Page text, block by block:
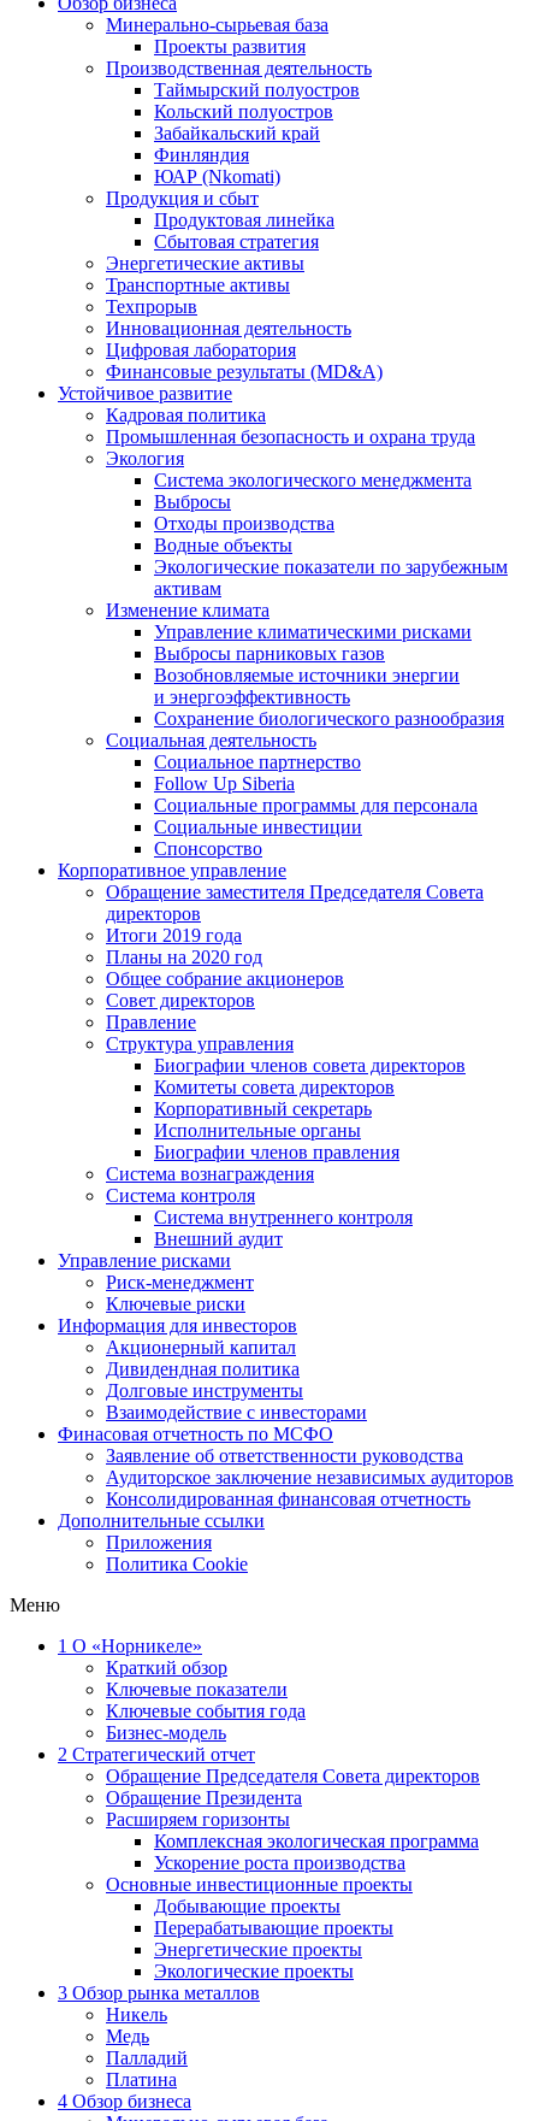
Минерально-сырьевая база
Проекты развития
Производственная деятельность
Таймырский полуостров
Кольский полуостров
Забайкальский край
Финляндия
ЮАР (Nkomati)
Продукция и сбыт
Продуктовая линейка
Сбытовая стратегия
Энергетические активы
Транспортные активы
Техпрорыв
Инновационная деятельность
Цифровая лаборатория
Финансовые результаты (MD&A)
Устойчивое развитие
Кадровая политика
Промышленная безопасность и охрана труда
Экология
Система экологического менеджмента
Выбросы
Отходы производства
Водные объекты
Экологические показатели по зарубежным
активам
Изменение климата
Управление климатическими рисками
Выбросы парниковых газов
Возобновляемые источники энергии
и энергоэффективность
Сохранение биологического разнообразия
Социальная деятельность
Социальное партнерство
Follow Up Siberia
Социальные программы для персонала
Социальные инвестиции
Спонсорство
Корпоративное управление
Обращение заместителя Председателя Совета
директоров
Итоги 2019 года
Планы на 2020 год
Общее собрание акционеров
Совет директоров
Правление
Структура управления
Биографии членов совета директоров
Комитеты совета директоров
Корпоративный секретарь
Исполнительные органы
Биографии членов правления
Система вознаграждения
Система контроля
Система внутреннего контроля
Внешний аудит
Управление рисками
Риск-менеджмент
Ключевые риски
Информация для инвесторов
Акционерный капитал
Дивидендная политика
Долговые инструменты
Взаимодействие с инвеcторами
Финасовая отчетность по МСФО
Заявление об ответственности руководства
Аудиторское заключение независимых аудиторов
Консолидированная финансовая отчетность
Дополнительные ссылки
Приложения
Политика Cookie
Меню
1 О «Норникеле»
Краткий обзор
Ключевые показатели
Ключевые события года
Бизнес-модель
2 Стратегический отчет
Обращение Председателя Совета директоров
Обращение Президента
Расширяем горизонты
Комплексная экологическая программа
Ускорение роста производства
Основные инвестиционные проекты
Добывающие проекты
Перерабатывающие проекты
Энергетические проекты
Экологические проекты
3 Обзор рынка металлов
Никель
Медь
Палладий
Платина
4 Обзор бизнеса